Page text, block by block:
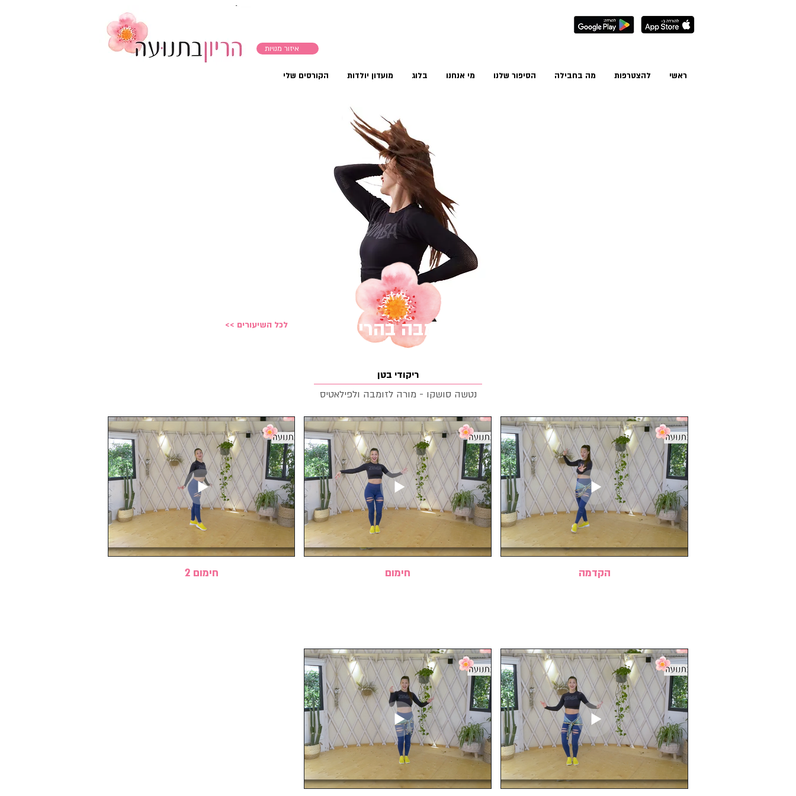
איזור מנויות
ראשי להצטרפות מה בחבילה הסיפור שלנו מי אנחנו בלוג מועדון יולדות הקורסים שלי
<< לכל השיעורים זומבה בהריון
ריקודי בטן
נטשה סושקו - מורה לזומבה ולפילאטיס
הקדמה חימום חימום 2